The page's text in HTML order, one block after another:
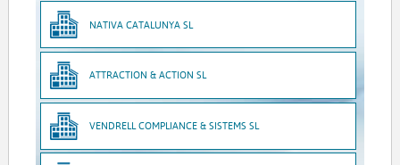
NATIVA CATALUNYA SL
ATTRACTION & ACTION SL
VENDRELL COMPLIANCE & SISTEMS SL